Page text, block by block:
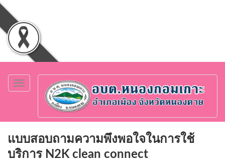
Toggle
navigation
แบบสอบถามความพึงพอใจในการใช้
บริการ N2K clean connect